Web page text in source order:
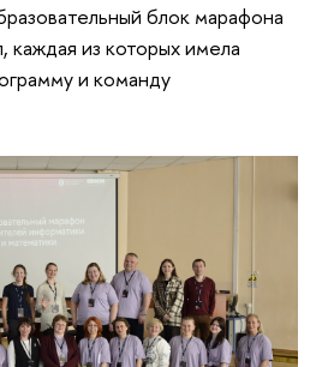
блок марафона
каждая из которых имела
и команду